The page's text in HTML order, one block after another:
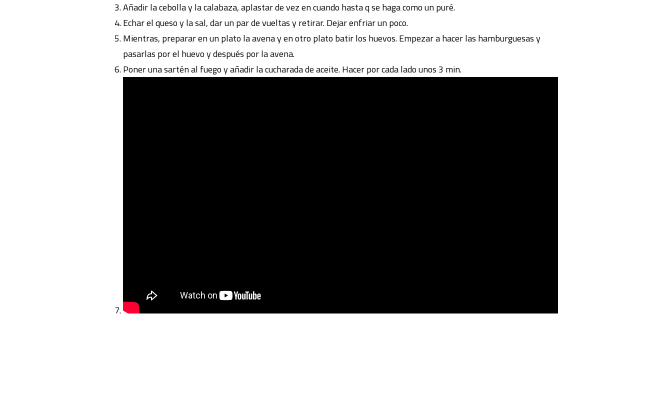
Añadir la cebolla y la calabaza, aplastar de vez en cuando hasta q se haga como un puré.
Echar el queso y la sal, dar un par de vueltas y retirar. Dejar enfriar un poco.
Mientras, preparar en un plato la avena y en otro plato batir los huevos. Empezar a hacer las hamburguesas y
pasarlas por el huevo y después por la avena.
Poner una sartén al fuego y añadir la cucharada de aceite. Hacer por cada lado unos 3 min.